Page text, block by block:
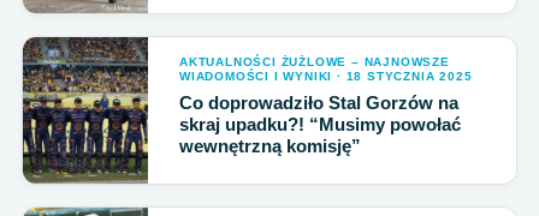
AKTUALNOŚCI ŻUŻLOWE – NAJNOWSZE
WIADOMOŚCI I WYNIKI · 18 STYCZNIA 2025
Co doprowadziło Stal Gorzów na
skraj upadku?! “Musimy powołać
wewnętrzną komisję”